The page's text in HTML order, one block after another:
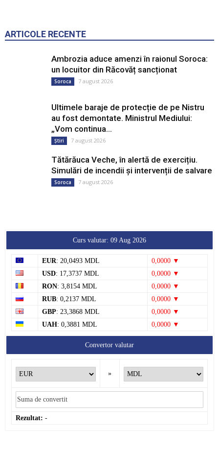
ARTICOLE RECENTE
Ambrozia aduce amenzi în raionul Soroca:
un locuitor din Răcovăț sancționat
Soroca 7 august 2026
Ultimele baraje de protecție de pe Nistru
au fost demontate. Ministrul Mediului:
„Vom continua...
Știri 7 august 2026
Tătărăuca Veche, în alertă de exercițiu.
Simulări de incendii și intervenții de salvare
Soroca 7 august 2026
Curs valutar: 09 Aug 2026
EUR: 20,0493 MDL
0,0000 ▼
USD: 17,3737 MDL
0,0000 ▼
RON: 3,8154 MDL
0,0000 ▼
RUB: 0,2137 MDL
0,0000 ▼
GBP: 23,3868 MDL
0,0000 ▼
UAH: 0,3881 MDL 0,0000 ▼
Convertor valutar
»
Rezultat: -